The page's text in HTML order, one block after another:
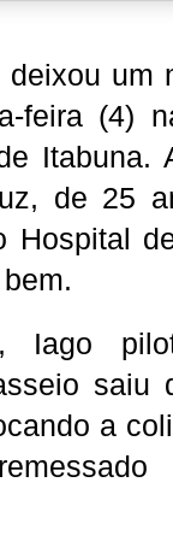
um
feira (4)
Itabuna.
de 25
Hospital
Iago
saiu
a